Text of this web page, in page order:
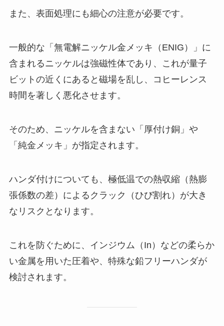
また、表面処理にも細心の注意が必要です。
一般的な「無電解ニッケル金メッキ（ENIG）」に
含まれるニッケルは強磁性体であり、これが量子
ビットの近くにあると磁場を乱し、コヒーレンス
時間を著しく悪化させます。
そのため、ニッケルを含まない「厚付け銅」や
「純金メッキ」が指定されます。
ハンダ付けについても、極低温での熱収縮（熱膨
張係数の差）によるクラック（ひび割れ）が大き
なリスクとなります。
これを防ぐために、インジウム（In）などの柔らか
い金属を用いた圧着や、特殊な鉛フリーハンダが
検討されます。